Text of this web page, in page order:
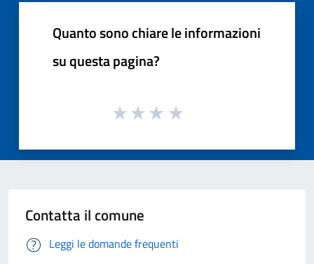
Quanto sono chiare le informazioni
su questa pagina?
Contatta il comune
Leggi le domande frequenti